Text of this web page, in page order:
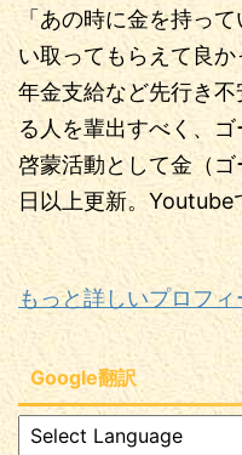
「あの時に金を持っ
い取ってもらえて良
年金支給など先行き
る人を輩出すべく、
啓蒙活動として金（
日以上更新。Youtube
もっと詳しいプロフィ
Google翻訳